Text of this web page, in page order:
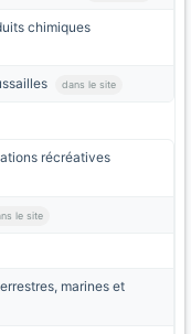
chimiques
dans le site
récréatives
le site
marines et